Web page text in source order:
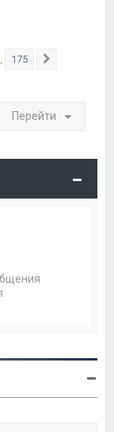
175
Перейти